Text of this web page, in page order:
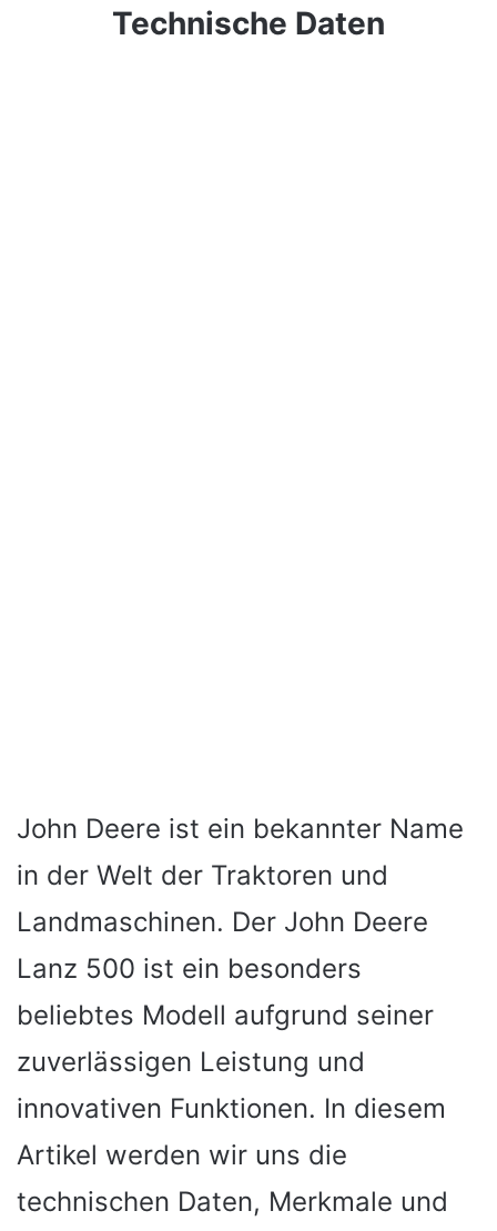
Technische Daten
John Deere ist ein bekannter Name
in der Welt der Traktoren und
Landmaschinen. Der John Deere
Lanz 500 ist ein besonders
beliebtes Modell aufgrund seiner
zuverlässigen Leistung und
innovativen Funktionen. In diesem
Artikel werden wir uns die
technischen Daten, Merkmale und